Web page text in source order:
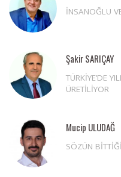
İNSANOĞLU
Şakir SARIÇAY
TÜRKİYE’DE
ÜRETİLİYOR
Mucip ULUDAĞ
SÖZÜN